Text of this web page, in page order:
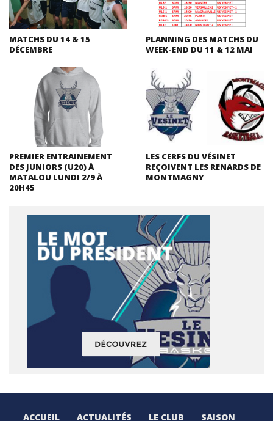
MATCHS DU 14 & 15
DÉCEMBRE
PLANNING DES MATCHS DU
WEEK-END DU 11 & 12 MAI
PREMIER ENTRAINEMENT
DES JUNIORS (U20) À
MATALOU LUNDI 2/9 À
20H45
LES CERFS DU VÉSINET
REÇOIVENT LES RENARDS DE
MONTMAGNY
ACCUEIL ACTUALITÉS LE CLUB SAISON